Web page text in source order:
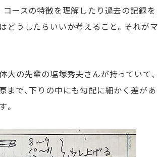
ースの特徴を理解したり過去の記録を
どうしたらいいか考えること。それがマ
の先輩の塩塚秀夫さんが持っていて、
で、下りの中にも勾配に細かく差があ
。